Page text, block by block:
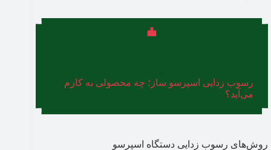
رسوب زدایی اسپرسو ساز؛ چه محصولی به کارم
می‌آید؟
روش‌های رسوب‌ زدایی دستگاه اسپرسو